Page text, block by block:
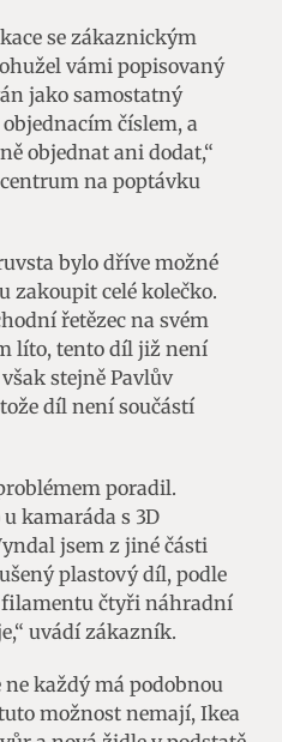
se zákaznickým
vámi popisovaný
jako samostatný
číslem, a
objednat ani dodat,“
na poptávku
bylo dříve možné
zakoupit celé kolečko.
řetězec na svém
líto, tento díl již není
stejně Pavlův
díl není součástí
poradil.
kamaráda s 3D
jsem z jiné části
plastový díl, podle
čtyři náhradní
uvádí zákazník.
každý má podobnou
možnost nemají, Ikea